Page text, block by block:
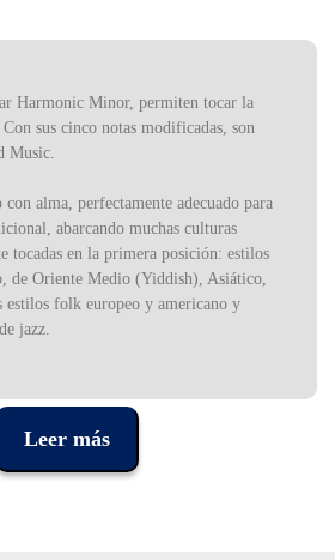
Harmonic Minor, permiten tocar la
Con sus cinco notas modificadas, son
Music.
alma, perfectamente adecuado para
abarcando muchas culturas
tocadas en la primera posición: estilos
de Oriente Medio (Yiddish), Asiático,
estilos folk europeo y americano y
jazz.
Dóm, Rébm, Rém, Mibm, Mí, Fám,
Leer más